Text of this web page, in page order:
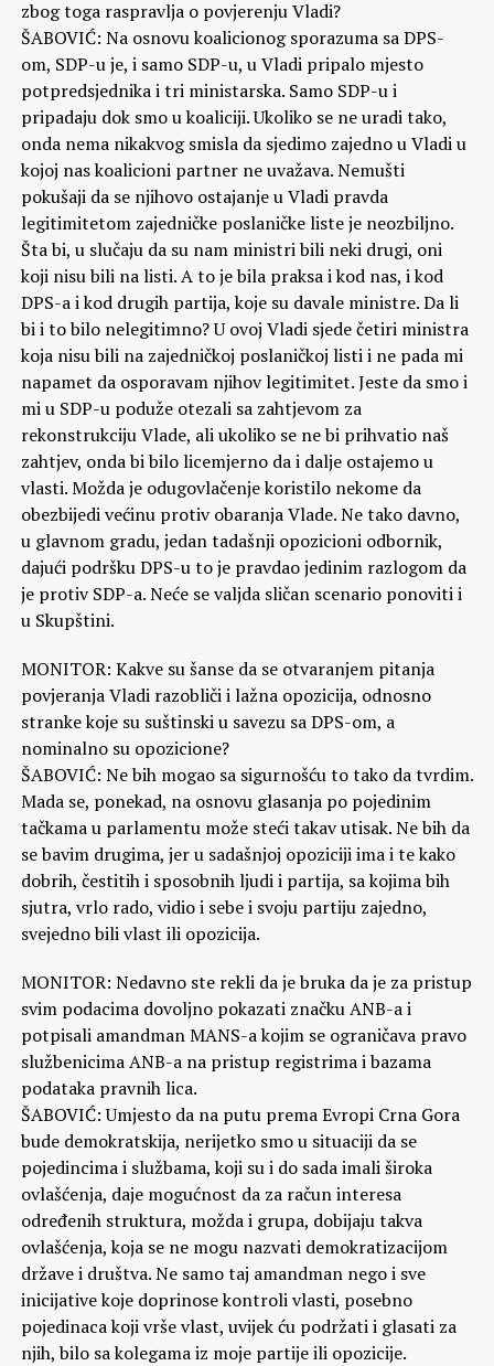
zbog toga raspravlja o povjerenju Vladi?
ŠABOVIĆ: Na osnovu koalicionog sporazuma sa DPS-
om, SDP-u je, i samo SDP-u, u Vladi pripalo mjesto
potpredsjednika i tri ministarska. Samo SDP-u i
pripadaju dok smo u koaliciji. Ukoliko se ne uradi tako,
onda nema nikakvog smisla da sjedimo zajedno u Vladi u
kojoj nas koalicioni partner ne uvažava. Nemušti
pokušaji da se njihovo ostajanje u Vladi pravda
legitimitetom zajedničke poslaničke liste je neozbiljno.
Šta bi, u slučaju da su nam ministri bili neki drugi, oni
koji nisu bili na listi. A to je bila praksa i kod nas, i kod
DPS-a i kod drugih partija, koje su davale ministre. Da li
bi i to bilo nelegitimno? U ovoj Vladi sjede četiri ministra
koja nisu bili na zajedničkoj poslaničkoj listi i ne pada mi
napamet da osporavam njihov legitimitet. Jeste da smo i
mi u SDP-u poduže otezali sa zahtjevom za
rekonstrukciju Vlade, ali ukoliko se ne bi prihvatio naš
zahtjev, onda bi bilo licemjerno da i dalje ostajemo u
vlasti. Možda je odugovlačenje koristilo nekome da
obezbijedi većinu protiv obaranja Vlade. Ne tako davno,
u glavnom gradu, jedan tadašnji opozicioni odbornik,
dajući podršku DPS-u to je pravdao jedinim razlogom da
je protiv SDP-a. Neće se valjda sličan scenario ponoviti i
u Skupštini.
MONITOR: Kakve su šanse da se otvaranjem pitanja
povjeranja Vladi razobliči i lažna opozicija, odnosno
stranke koje su suštinski u savezu sa DPS-om, a
nominalno su opozicione?
ŠABOVIĆ: Ne bih mogao sa sigurnošću to tako da tvrdim.
Mada se, ponekad, na osnovu glasanja po pojedinim
tačkama u parlamentu može steći takav utisak. Ne bih da
se bavim drugima, jer u sadašnjoj opoziciji ima i te kako
dobrih, čestitih i sposobnih ljudi i partija, sa kojima bih
sjutra, vrlo rado, vidio i sebe i svoju partiju zajedno,
svejedno bili vlast ili opozicija.
MONITOR: Nedavno ste rekli da je bruka da je za pristup
svim podacima dovoljno pokazati značku ANB-a i
potpisali amandman MANS-a kojim se ograničava pravo
službenicima ANB-a na pristup registrima i bazama
podataka pravnih lica.
ŠABOVIĆ: Umjesto da na putu prema Evropi Crna Gora
bude demokratskija, nerijetko smo u situaciji da se
pojedincima i službama, koji su i do sada imali široka
ovlašćenja, daje mogućnost da za račun interesa
određenih struktura, možda i grupa, dobijaju takva
ovlašćenja, koja se ne mogu nazvati demokratizacijom
države i društva. Ne samo taj amandman nego i sve
inicijative koje doprinose kontroli vlasti, posebno
pojedinaca koji vrše vlast, uvijek ću podržati i glasati za
njih, bilo sa kolegama iz moje partije ili opozicije.